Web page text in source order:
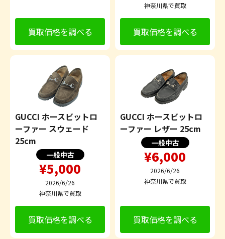
買取価格を調べる
神奈川県で買取
買取価格を調べる
GUCCI ホースビットロ
ーファー スウェード
25cm
一般中古
¥5,000
2026/6/26
神奈川県で買取
買取価格を調べる
GUCCI ホースビットロ
ーファー レザー 25cm
一般中古
¥6,000
2026/6/26
神奈川県で買取
買取価格を調べる